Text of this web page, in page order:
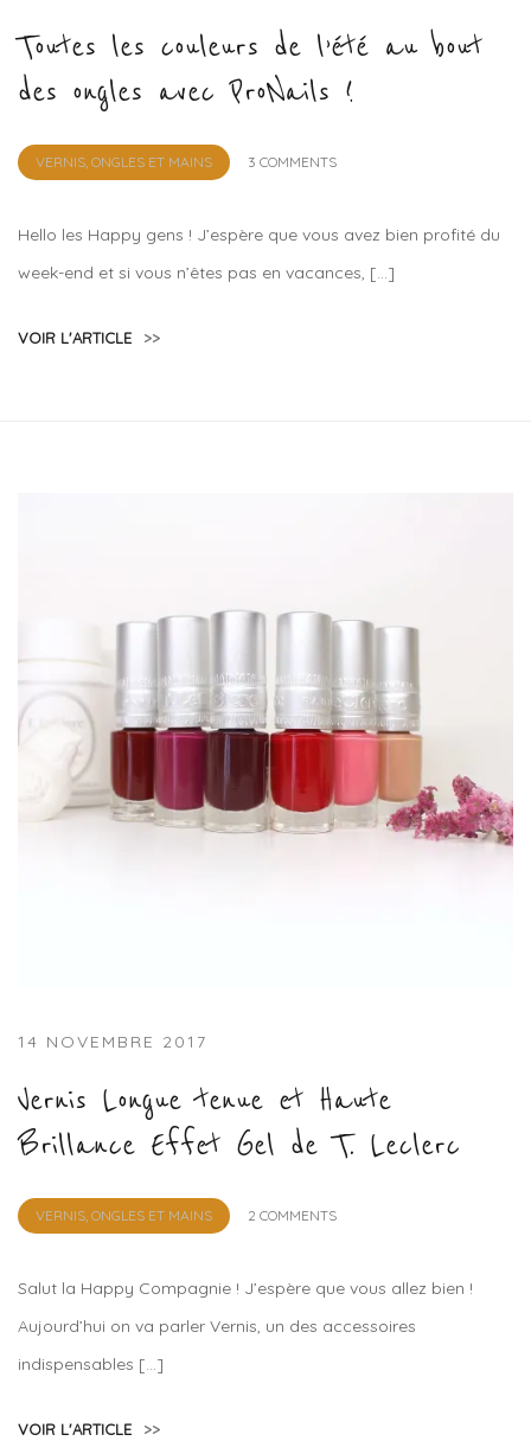
Toutes les couleurs de l’été au bout
des ongles avec ProNails !
VERNIS, ONGLES ET MAINS
by
3 COMMENTS
Hello les Happy gens ! J’espère que vous avez bien profité du
week-end et si vous n’êtes pas en vacances, […]
VOIR L'ARTICLE >>
14 NOVEMBRE 2017
Vernis Longue tenue et Haute
Brillance Effet Gel de T. Leclerc
VERNIS, ONGLES ET MAINS
by
2 COMMENTS
Salut la Happy Compagnie ! J’espère que vous allez bien !
Aujourd’hui on va parler Vernis, un des accessoires
indispensables […]
VOIR L'ARTICLE >>